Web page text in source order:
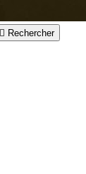
 Rechercher